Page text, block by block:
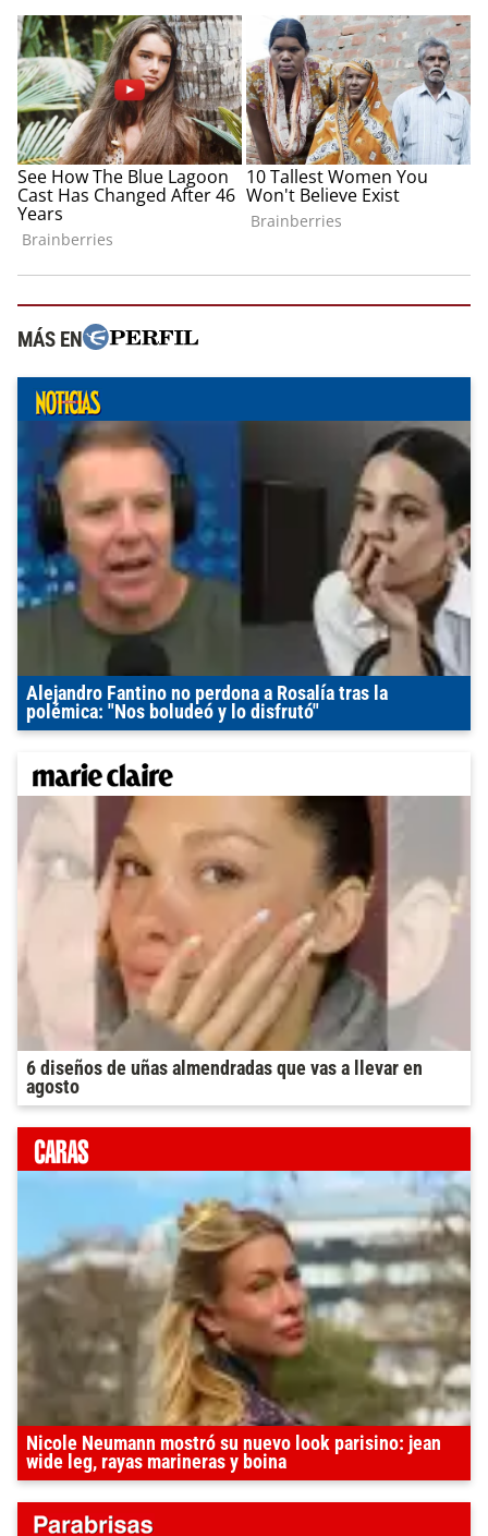
MÁS EN
Alejandro Fantino no perdona a Rosalía tras la
polémica: "Nos boludeó y lo disfrutó"
6 diseños de uñas almendradas que vas a llevar en
agosto
Nicole Neumann mostró su nuevo look parisino: jean
wide leg, rayas marineras y boina